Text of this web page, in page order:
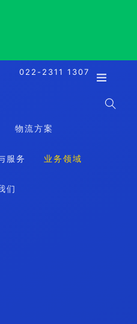
022-2311 1307
物流方案
服务 业务领域
们